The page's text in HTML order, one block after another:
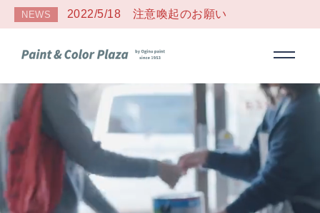
NEWS 2022/5/18 注意喚起のお願い